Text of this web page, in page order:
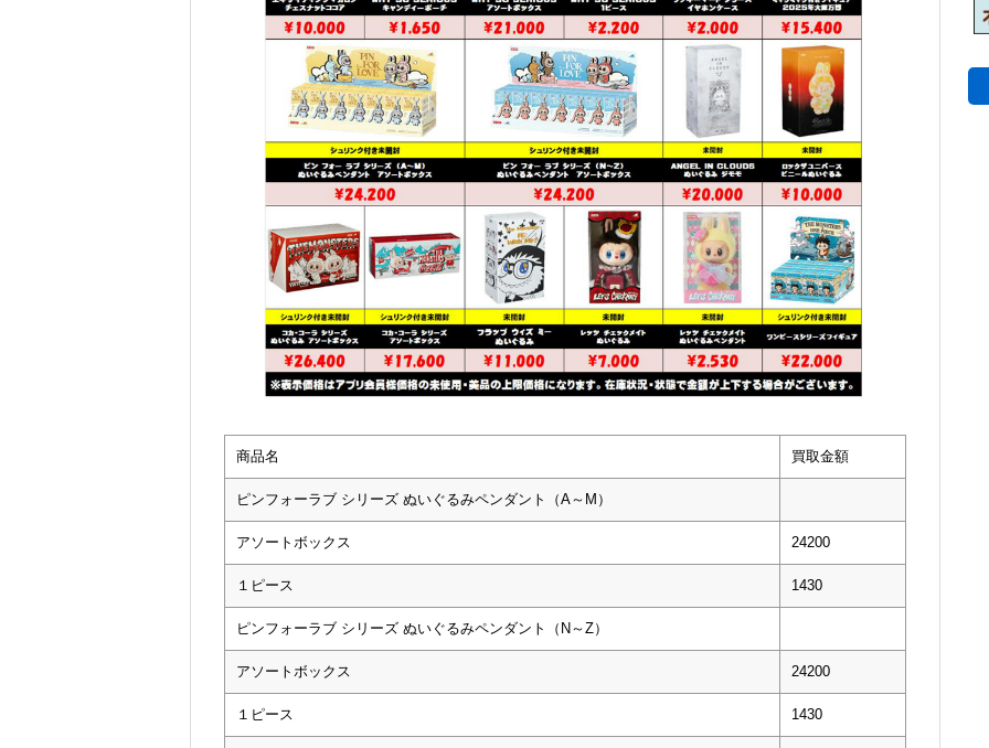
商品名 買取金額
ピンフォーラブ シリーズ ぬいぐるみペンダント（A～M）
アソートボックス 24200
１ピース 1430
ピンフォーラブ シリーズ ぬいぐるみペンダント（N～Z）
アソートボックス 24200
１ピース 1430